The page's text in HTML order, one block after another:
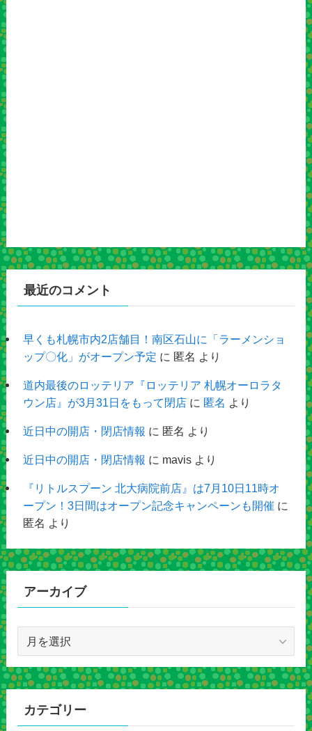
最近のコメント
早くも札幌市内2店舗目！南区石山に「ラーメンショ
ップ〇化」がオープン予定 に 匿名 より
道内最後のロッテリア『ロッテリア 札幌オーロラタ
ウン店』が3月31日をもって閉店に 匿名 より
近日中の開店・閉店情報 に 匿名 より
近日中の開店・閉店情報 に mavisより
『リトルスプーン 北大病院前店』は7月10日11時オ
ープン！3日間はオープン記念キャンペーンも開催 に
匿名 より
アーカイブ
カ
イ
カテゴリー